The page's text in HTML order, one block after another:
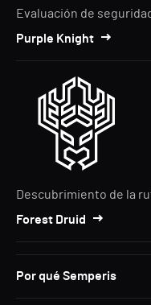
Evaluación de
Purple Knight
Descubrimiento de la
Forest Druid
Por qué Semperis